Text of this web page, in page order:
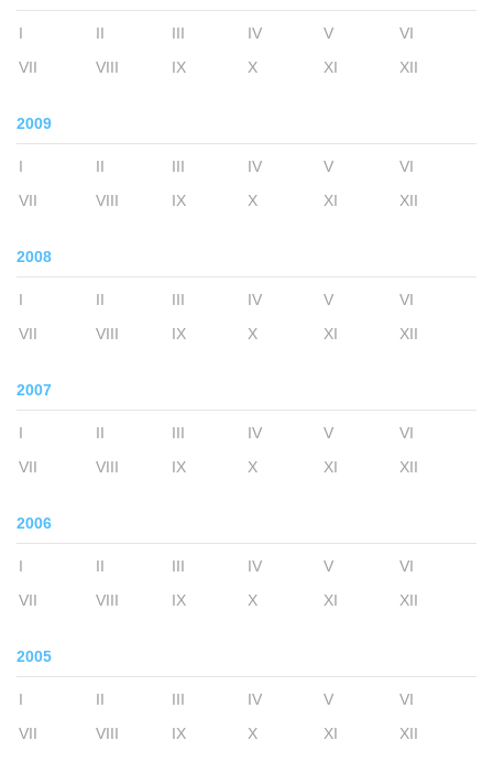
I II III IV V
VI
VII
VIII IX X XI XII
2009
I II III IV V
VI
VII
VIII IX X XI XII
2008
I II III IV V
VI
VII
VIII IX X XI XII
2007
I II III IV V
VI
VII
VIII IX X XI XII
2006
I II III IV V
VI
VII
VIII IX X XI XII
2005
I II III IV V
VI
VII
VIII IX X XI XII